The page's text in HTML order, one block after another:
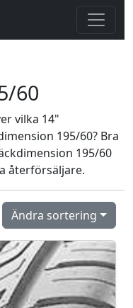
60
vilka 14"
195/60? Bra
195/60
återförsäljare.
Ändra sortering